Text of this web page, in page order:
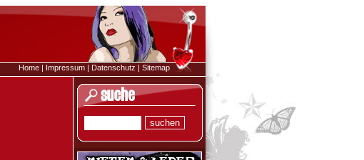
Home | Impressum | Datenschutz | Sitemap